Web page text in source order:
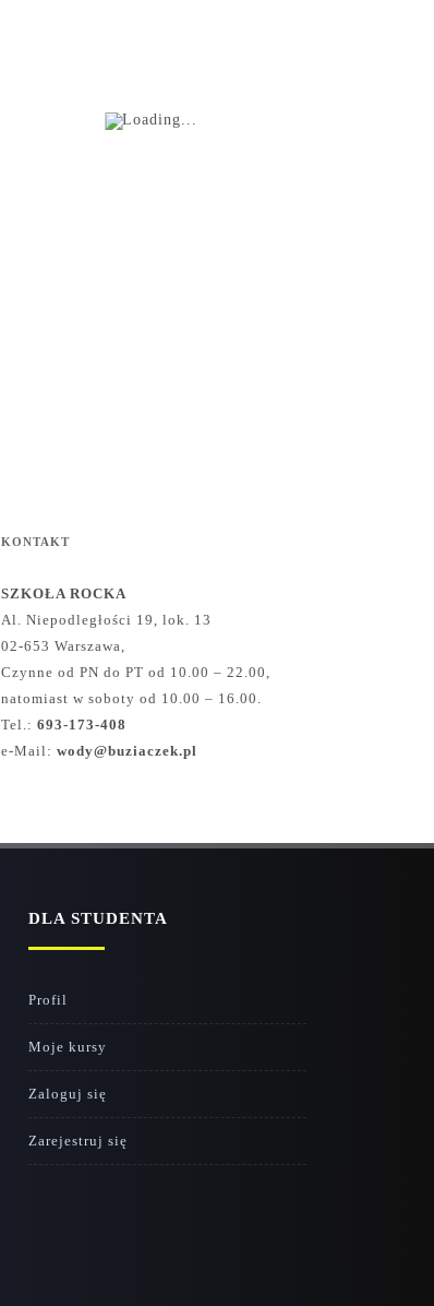
KONTAKT
SZKOŁA ROCKA
Al. Niepodległości 19, lok. 13
02-653 Warszawa,
Czynne od PN do PT od 10.00 – 22.00,
natomiast w soboty od 10.00 – 16.00.
Tel.: 693-173-408
e-Mail: wody@buziaczek.pl
DLA STUDENTA
Profil
Moje kursy
Zaloguj się
Zarejestruj się